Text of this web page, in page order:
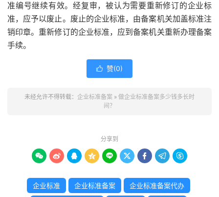
准编号继续有效。经复审，被认为需要重新修订的企业标
准，应予以废止。废止的企业标准，由备案机关加盖标准注
销印章。重新修订的企业标准，应到备案机关重新办理备案
手续。
 赞(0)
未经允许不得转载： 企业标准备案 » 做企业标准备案多少钱多长时
间？
分享到
        
企业标准 企业标准备案 企业标准备案代办